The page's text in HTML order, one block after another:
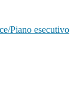
Piano esecutivo